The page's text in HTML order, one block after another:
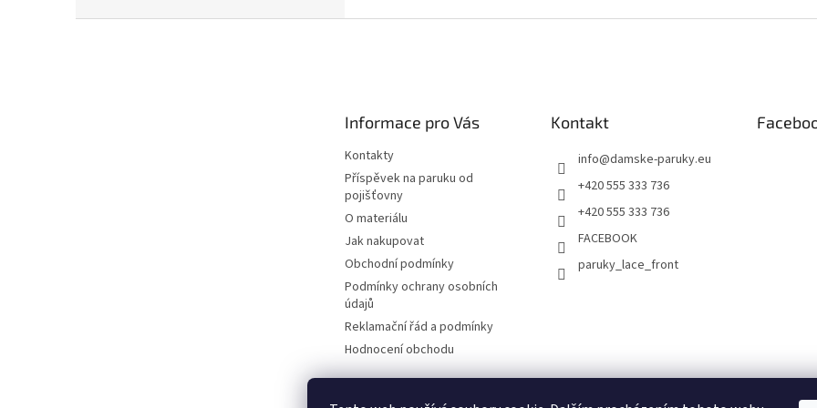
Informace pro Vás
Kontakty
Příspěvek na paruku od
pojišťovny
O materiálu
Jak nakupovat
Obchodní podmínky
Podmínky ochrany osobních
údajů
Reklamační řád a podmínky
Hodnocení obchodu
Kontakt
info@damske-paruky.eu
+420 555 333 736
+420 555 333 736
FACEBOOK
paruky_lace_front